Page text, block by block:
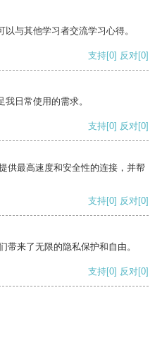
与其他学习者交流学习心得。
支持[0] 反对[0]
日常使用的需求。
支持[0] 反对[0]
供最高速度和安全性的连接，并帮
支持[0] 反对[0]
带来了无限的隐私保护和自由。
支持[0] 反对[0]